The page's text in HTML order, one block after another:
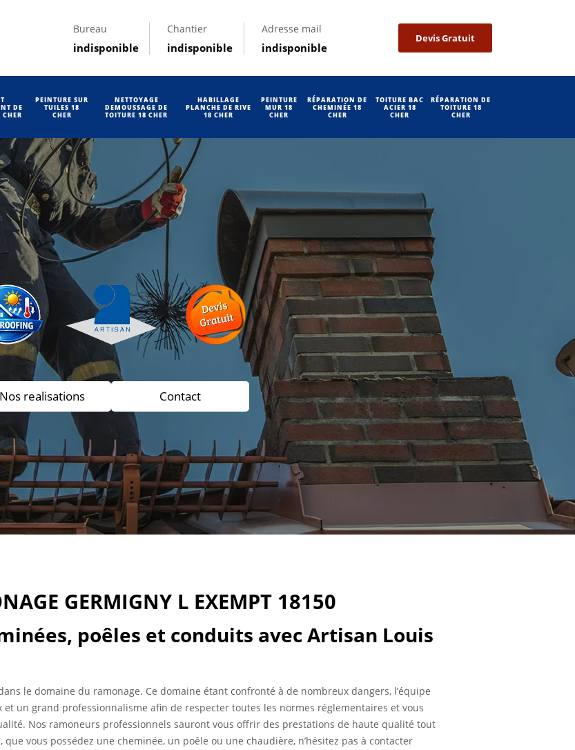
Bureau
indisponible
Chantier
indisponible
Adresse mail
indisponible
Devis Gratuit
DE
PEINTURE SUR
TUILES 18
CHER
NETTOYAGE
DEMOUSSAGE DE
TOITURE 18 CHER
HABILLAGE
PLANCHE DE RIVE
18 CHER
PEINTURE
MUR 18
CHER
RÉPARATION DE
CHEMINÉE 18
CHER
TOITURE BAC
ACIER 18
CHER
RÉPARATION DE
TOITURE 18
CHER
Nos realisations Contact
GERMIGNY L EXEMPT 18150
poêles et conduits avec Artisan Louis
le domaine du ramonage. Ce domaine étant confronté à de nombreux dangers, l’équipe
et un grand professionnalisme afin de respecter toutes les normes réglementaires et vous
Nos ramoneurs professionnels sauront vous offrir des prestations de haute qualité tout
vous possédez une cheminée, un poêle ou une chaudière, n’hésitez pas à contacter